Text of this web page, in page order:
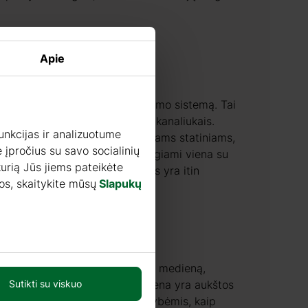
naudojame sienojų suleidimo sistemą. Tai
kitu sujungiami išfrezuotais kanaliukais.
naudojame mediniams statiniams,
ir pan. Sienojai sujungiami viena su
ar klijų. Tokios konstrukcijos yra itin
skandinaviškąją spygliuočių medieną,
spygliuočių mediena yra aukštos
pasižyminti tokiomis savybėmis, kaip
Apie
ir analizuotume
su savo socialinių
Jūs jiems pateikėte
skaitykite mūsų Slapukų
Sutikti su viskuo